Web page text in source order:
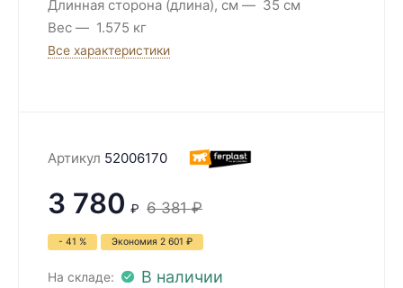
Длинная сторона (длина), см
35 см
Вес
1.575 кг
Все характеристики
Артикул 52006170
3 780 ₽ 6 381 ₽
- 41 % Экономия 2 601 ₽
На складе: В наличии